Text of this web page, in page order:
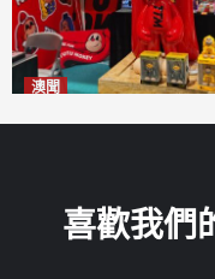
澳聞
喜歡我們